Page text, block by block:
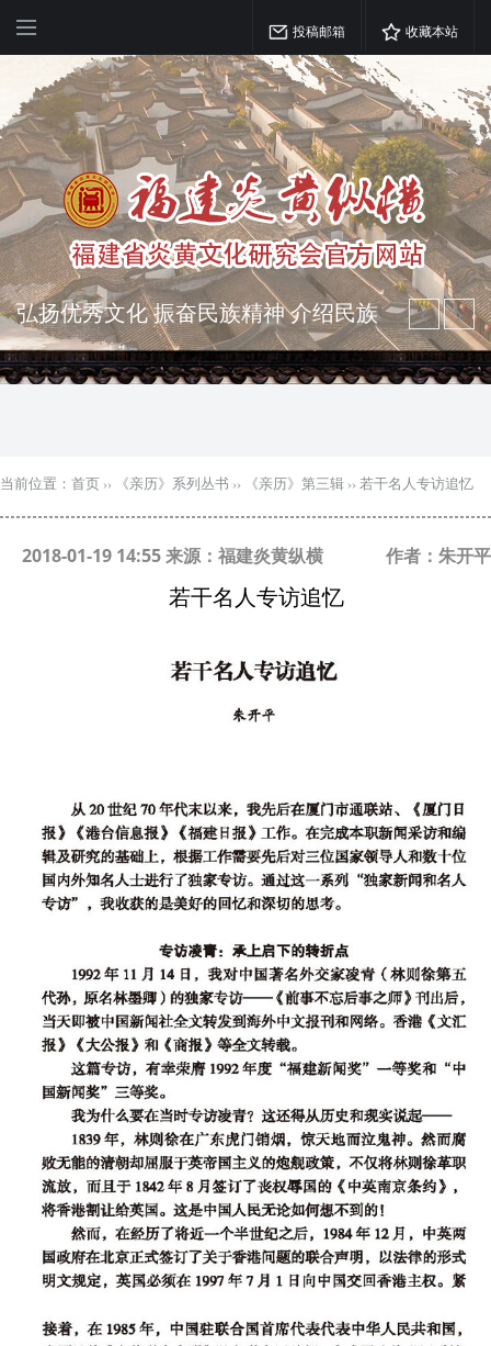
投稿邮箱 收藏本站
突出海西特色 报道台港澳侨 坚持古为
今用 力求雅俗共赏
弘扬优秀文化 振奋民族精神 介绍民族
当前位置： 首页 ›› 《亲历》系列丛书 ›› 《亲历》第三辑 ›› 若干名人专访追忆
2018-01-19 14:55 来源：福建炎黄纵横
作者：朱开平
若干名人专访追忆